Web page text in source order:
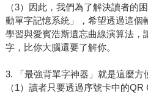
（3）因此，我們為了解決讀者的
動單字記憶系統」，希望透過這個
學習與愛賓浩斯遺忘曲線演算法，
字，比你大腦還要了解你。
3. 「最強背單字神器」就是這麼方
（1）讀者只要透過序號卡中的